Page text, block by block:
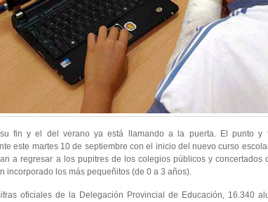
fin y el del verano ya está llamando a la puerta. El punto y
este martes 10 de septiembre con el inicio del nuevo curso
a regresar a los pupitres de los colegios públicos y concertados
incorporado los más pequeñitos (de 0 a 3 años).
oficiales de la Delegación Provincial de Educación, 16.340